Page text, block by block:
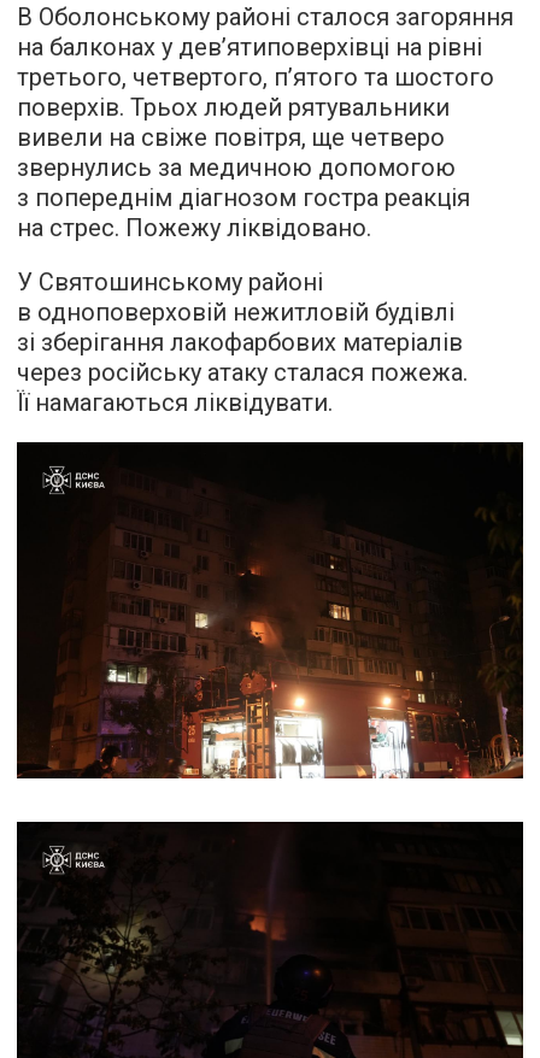
В Оболонському районі сталося загоряння
на балконах у дев’ятиповерхівці на рівні
третього, четвертого, п’ятого та шостого
поверхів. Трьох людей рятувальники
вивели на свіже повітря, ще четверо
звернулись за медичною допомогою
з попереднім діагнозом гостра реакція
на стрес. Пожежу ліквідовано.
У Святошинському районі
в одноповерховій нежитловій будівлі
зі зберігання лакофарбових матеріалів
через російську атаку сталася пожежа.
Її намагаються ліквідувати.